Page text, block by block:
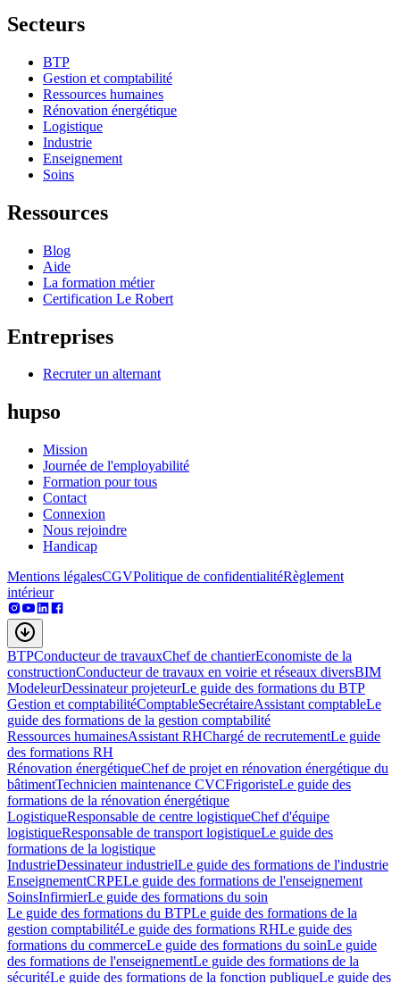
Secteurs
BTP
Gestion et comptabilité
Ressources humaines
Rénovation énergétique
Logistique
Industrie
Enseignement
Soins
Ressources
Blog
Aide
La formation métier
Certification Le Robert
Entreprises
Recruter un alternant
hupso
Mission
Journée de l'employabilité
Formation pour tous
Contact
Connexion
Nous rejoindre
Handicap
Mentions légalesCGVPolitique de confidentialitéRèglement
intérieur
BTPConducteur de travauxChef de chantierEconomiste de la
constructionConducteur de travaux en voirie et réseaux diversBIM
ModeleurDessinateur projeteurLe guide des formations du BTP
Gestion et comptabilitéComptableSecrétaireAssistant comptableLe
guide des formations de la gestion comptabilité
Ressources humainesAssistant RHChargé de recrutementLe guide
des formations RH
Rénovation énergétiqueChef de projet en rénovation énergétique du
bâtimentTechnicien maintenance CVCFrigoristeLe guide des
formations de la rénovation énergétique
LogistiqueResponsable de centre logistiqueChef d'équipe
logistiqueResponsable de transport logistiqueLe guide des
formations de la logistique
IndustrieDessinateur industrielLe guide des formations de l'industrie
EnseignementCRPELe guide des formations de l'enseignement
SoinsInfirmierLe guide des formations du soin
Le guide des formations du BTPLe guide des formations de la
gestion comptabilitéLe guide des formations RHLe guide des
formations du commerceLe guide des formations du soinLe guide
des formations de l'enseignementLe guide des formations de la
sécuritéLe guide des formations de la fonction publiqueLe guide des